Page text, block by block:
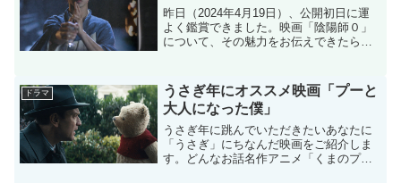
昨日（2024年4月19日）、公開初日に運
よく鑑賞できました。映画「陰陽師０」
について、その魅力をお伝えできたらと
今作品は、主人公「安倍晴明」の若き日
の活躍を描いたもの...
ドラマ
うさぎ年にオススメ映画「プーと
大人になった僕」
うさぎ年に跳んでいただきたいあなたに
「うさぎ」にちなんだ映画をご紹介しま
す。どんなお話名作アニメ「くまのプー